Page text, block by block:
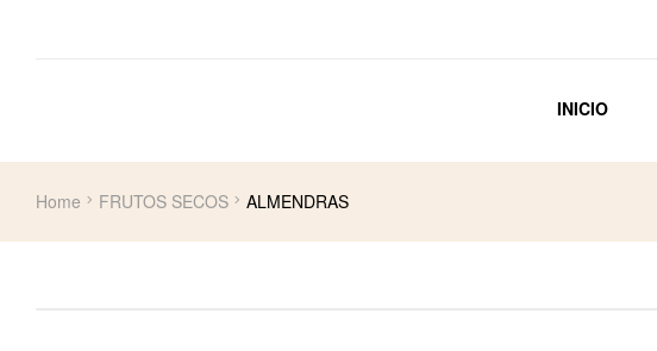
INICIO
Home FRUTOS SECOS ALMENDRAS